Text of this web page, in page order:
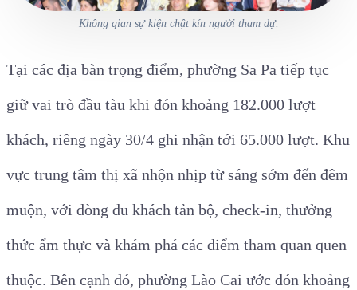
Không gian sự kiện chật kín người tham dự.
Tại các địa bàn trọng điểm, phường Sa Pa tiếp tục
giữ vai trò đầu tàu khi đón khoảng 182.000 lượt
khách, riêng ngày 30/4 ghi nhận tới 65.000 lượt. Khu
vực trung tâm thị xã nhộn nhịp từ sáng sớm đến đêm
muộn, với dòng du khách tản bộ, check-in, thưởng
thức ẩm thực và khám phá các điểm tham quan quen
thuộc. Bên cạnh đó, phường Lào Cai ước đón khoảng